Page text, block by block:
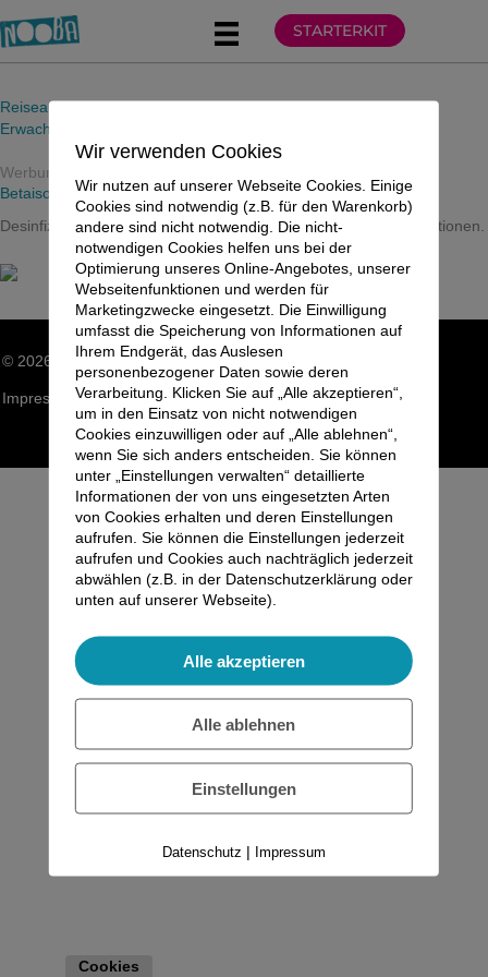
Inhalt
springen
STARTERKIT
Reiseausrüstung
Erwachsene
Werbung
Betaisodona Salbe
Desinfizierendes Mittel, reinigt Wunden und bekämpft Hautinfektionen.
© 2026 NOOBA GLOBAL LIFE LLP. Alle Rechte vorbehalten.
Impressum|Datenschutzerklärung| Sitemap
Cookies
Wir verwenden Cookies
Wir nutzen auf unserer Webseite Cookies. Einige
Cookies sind notwendig (z.B. für den Warenkorb)
andere sind nicht notwendig. Die nicht-
notwendigen Cookies helfen uns bei der
Optimierung unseres Online-Angebotes, unserer
Webseitenfunktionen und werden für
Marketingzwecke eingesetzt. Die Einwilligung
umfasst die Speicherung von Informationen auf
Ihrem Endgerät, das Auslesen
personenbezogener Daten sowie deren
Verarbeitung. Klicken Sie auf „Alle akzeptieren“,
um in den Einsatz von nicht notwendigen
Cookies einzuwilligen oder auf „Alle ablehnen“,
wenn Sie sich anders entscheiden. Sie können
unter „Einstellungen verwalten“ detaillierte
Informationen der von uns eingesetzten Arten
von Cookies erhalten und deren Einstellungen
aufrufen. Sie können die Einstellungen jederzeit
aufrufen und Cookies auch nachträglich jederzeit
abwählen (z.B. in der Datenschutzerklärung oder
unten auf unserer Webseite).
Alle akzeptieren
Alle ablehnen
Einstellungen
Datenschutz | Impressum